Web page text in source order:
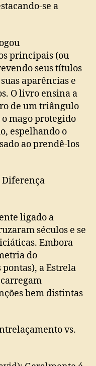
se a
principais (ou
seus títulos
aparências e
O livro ensina a
de um triângulo
mago protegido
espelhando o
ao prendê-los
Diferença
ligado a
séculos e se
Embora
do
a Estrela
carregam
bem distintas
vs.